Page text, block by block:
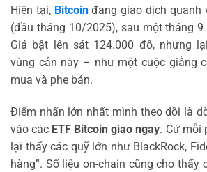
Hiện tại, Bitcoinđang giao dịch quanh
(đầu tháng 10/2025), sau một tháng
Giá bật lên sát 124.000 đô, nhưng
vùng cản này – như một cuộc giằng
mua và phe bán.
Điểm nhấn lớn nhất mình theo dõi là
vào các ETF Bitcoin giao ngay. Cứ mỗi
lại thấy các quỹ lớn như BlackRock,
hàng”. Số liệu on-chain cũng cho thấy